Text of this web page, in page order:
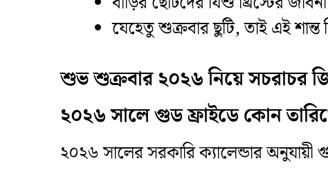
​যেহেতু শুক্রবার ছুটি, তাই এই শান্ত
শুভ শুক্রবার ২০২৬ নিয়ে সচরাচর
২০২৬ সালে গুড ফ্রাইডে কোন
​২০২৬ সালের সরকারি ক্যালেন্ডার